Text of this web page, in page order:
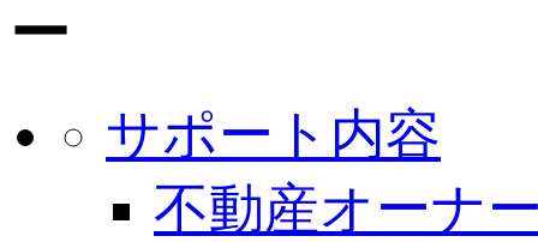
サポート内容
不動産オーナ